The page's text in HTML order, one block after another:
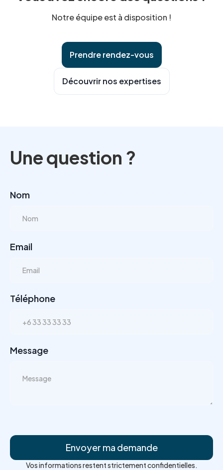
largement l'issue.Notre équipe est à disposition !
Prendre rendez-vous
Découvrir nos expertises
Une question ?
Nom
Email
Téléphone
Message
Vos informations restent strictement confidentielles.